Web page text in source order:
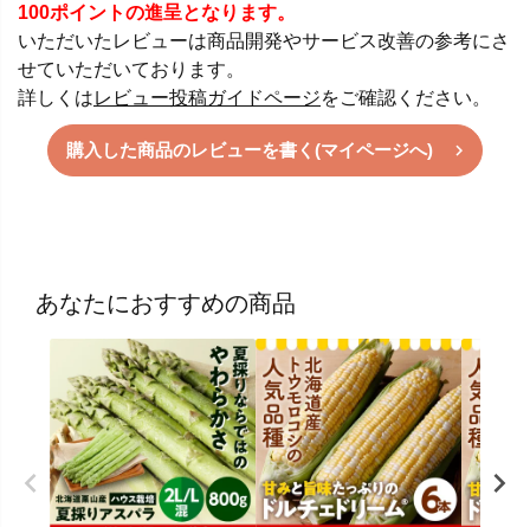
100ポイントの進呈となります。
いただいたレビューは商品開発やサービス改善の参考にさ
せていただいております。
詳しくはレビュー投稿ガイドページをご確認ください。
購入した商品のレビューを書く(マイページへ)
あなたにおすすめの商品